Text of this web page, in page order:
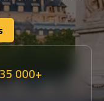
35 000+